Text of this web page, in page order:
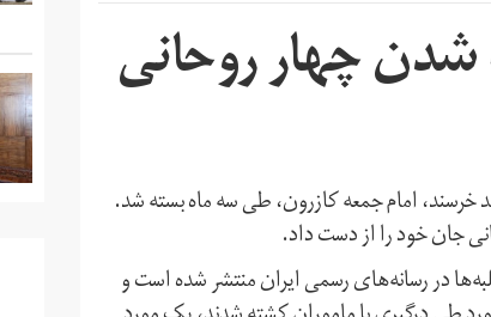
چهار روحانی
خرسند، امام جمعه کازرون، طی سه ماه بسته شد.
جان خود را از دست داد.
در رسانه‌های رسمی ایران منتشر شده است و